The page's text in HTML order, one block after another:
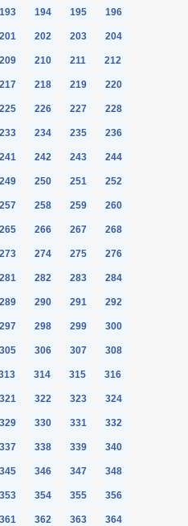
193 194 195 196
201 202 203 204
209 210 211 212
217 218 219 220
225 226 227 228
233 234 235 236
241 242 243 244
249 250 251 252
257 258 259 260
265 266 267 268
273 274 275 276
281 282 283 284
289 290 291 292
297 298 299 300
305 306 307 308
314 315 316
321 322 323 324
329 330 331 332
337 338 339 340
345 346 347 348
353 354 355 356
361 362 363 364